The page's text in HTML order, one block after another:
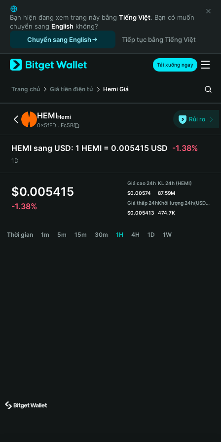
English
日本語
Tiếng Việt
Русский
Español (Latinoamérica)
Türkçe
Français
Deutsch
简体中文
繁體中文
Português (Portugal)
Bahasa Indonesia
ภาษาไทย
हिन्दी
Español
Português (Brasil)
Bạn hiện đang xem trang này bằng Tiếng Việt. Bạn có muốn
chuyển sang English không?
Chuyển sang English
Tiếp tục bằng Tiếng Việt
Tải xuống ngay
‌Trang chủ Giá tiền điện tử Hemi Giá
HEMIHemi
0x5fFD...Fc5B
Rủi ro
HEMI sang USD: 1 HEMI = 0.005415 USD -1.38%
1D
$0.005415
-1.38%
Giá cao 24h
$0.00574
Giá thấp 24h
$0.005413
KL 24h (HEMI)
87.59M
Khối lượng 24h(USDT)
474.7K
Thời gian 1m 5m 15m 30m 1H 4H 1D 1W